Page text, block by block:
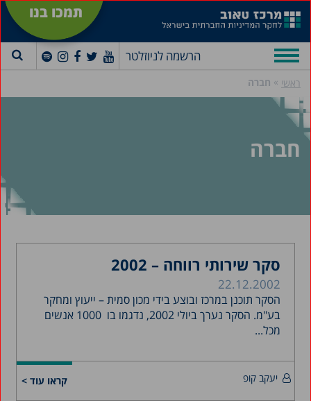
תמכו בנו
הרשמה לניוזלטר
ראשי » חברה
חברה
סקר שירותי רווחה – 2002
22.12.2002
הסקר תוכנן במרכז ובוצע בידי מכון סמית – ייעוץ ומחקר
בע"מ. הסקר נערך ביולי 2002, נדגמו בו 1000 אנשים
מכל...
קראו עוד > יעקב קופ